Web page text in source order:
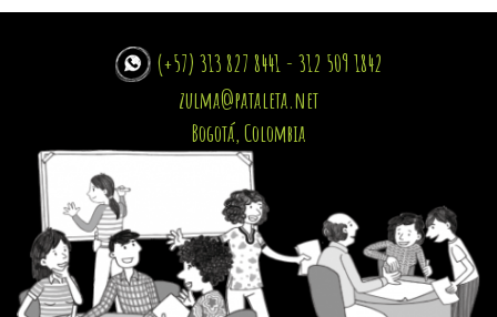
(+57) 313 827 8441 - 312 509 1842
zulma@pataleta.net
Bogotá, Colombia